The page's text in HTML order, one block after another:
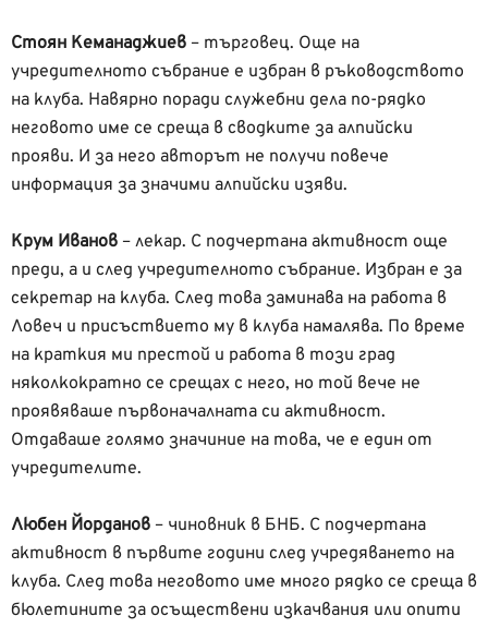
Стоян Кеманаджиев – търговец. Още на
учредителното събрание е избран в ръководството
на клуба. Навярно поради служебни дела по-рядко
неговото име се среща в сводките за алпийски
прояви. И за него авторът не получи повече
информация за значими алпийски изяви.
Крум Иванов – лекар. С подчертана активност още
преди, а и след учредителното събрание. Избран е за
секретар на клуба. След това заминава на работа в
Ловеч и присъствието му в клуба намалява. По време
на краткия ми престой и работа в този град
няколкократно се срещах с него, но той вече не
проявяваше първоначалната си активност.
Отдаваше голямо значиние на това, че е един от
учредителите.
Любен Йорданов – чиновник в БНБ. С подчертана
активност в първите години след учредяването на
клуба. След това неговото име много рядко се среща в
бюлетините за осъществени изкачвания или опити